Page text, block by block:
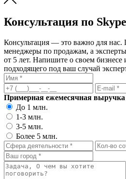
Консультация по Skype
Консультация — это важно для нас.
менеджеры по продажам, а
от 5 лет. Напишите о своем
подходящего под ваш случай
Примерная ежемесячная
До 1 млн.
1-3 млн.
3-5 млн.
Более 5 млн.